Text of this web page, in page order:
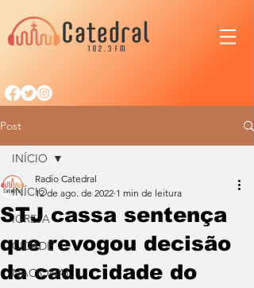
Post
INÍCIO
IGREJA
CIDADE
NACIONAL
INÍCIO
STJ cassa sentença
que revogou decisão
da caducidade do
Radio Catedral
12 de ago. de 2022 1 min de leitura